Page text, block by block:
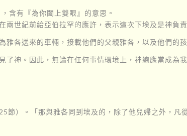
含有『為你闔上雙眼』的意思。
兩世紀前給亞伯拉罕的應許，表示這次下埃及是神負
雅各送來的車輛，接載他們的父親雅各，以及他們的
了神。因此，無論在任何事情環境上，神總應當成為
節）。「那與雅各同到埃及的，除了他兒婦之外，